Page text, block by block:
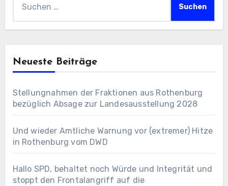
Neueste Beiträge
Stellungnahmen der Fraktionen aus Rothenburg
bezüglich Absage zur Landesausstellung 2028
Und wieder Amtliche Warnung vor (extremer) Hitze
in Rothenburg vom DWD
Hallo SPD, behaltet noch Würde und Integrität und
stoppt den Frontalangriff auf die